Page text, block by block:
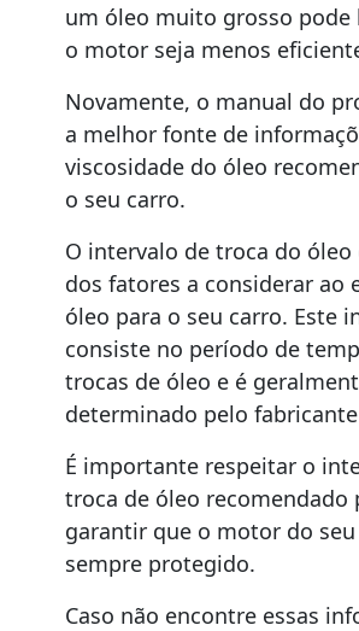
um óleo muito grosso pode
o motor seja menos
Novamente, o manual do
a melhor fonte de
viscosidade do óleo
o seu carro.
O intervalo de troca do óleo
dos fatores a considerar ao
óleo para o seu carro. Este
consiste no período de
trocas de óleo e é
determinado pelo
É importante respeitar o
troca de óleo recomendado
garantir que o motor do
sempre protegido.
Caso não encontre essas